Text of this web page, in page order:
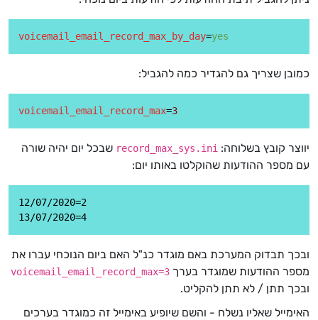
voicemail_email_record_max_by_day=yes
כמובן שצריך גם להגדיר כמה להגביל:
voicemail_email_record_max=3
יווצר קובץ בשלוחה: record_max_sys.ini שבכל יום יהיה שורה
עם מספר ההודעות שהוקלטו באותו יום:
12/07/2020=2
ובכך תבדוק המערכת באם מוגדר כנ"ל האם ביום הנוכחי עברו את
מספר ההודעות שמוגדר בערך voicemail_email_record_max=3
ובכך תתן / לא תתן להקליט.
האימייל שאליו נשלח - והשם שיופיע באימייל זה כמוגדר בערכים